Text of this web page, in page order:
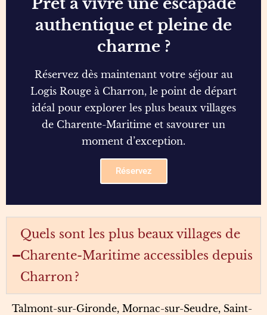
authentique et pleine de
charme ?
Réservez dès maintenant votre séjour au
Logis Rouge à Charron, le point de départ
idéal pour explorer les plus beaux villages
de Charente-Maritime et savourer un
moment d’exception.
Réservez
Quels sont les plus beaux villages de
Charente-Maritime accessibles depuis
Charron ?
Talmont-sur-Gironde, Mornac-sur-Seudre, Saint-